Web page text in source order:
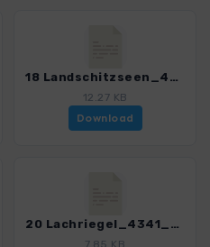
18 Landschitzseen_4341_2.gpx
12.27 KB
Download
20 Lachriegel_4341_2.gpx
7.85 KB